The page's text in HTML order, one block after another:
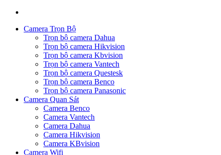
Camera Trọn Bộ
Trọn bộ camera Dahua
Trọn bộ camera Hikvision
Trọn bộ camera Kbvision
Trọn bộ camera Vantech
Trọn bộ camera Questesk
Trọn bộ camera Benco
Trọn bộ camera Panasonic
Camera Quan Sát
Camera Benco
Camera Vantech
Camera Dahua
Camera Hikvision
Camera KBvision
Camera Wifi